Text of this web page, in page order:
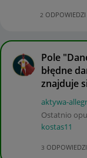
2 ODPOWIEDZI
Pole
błędne
znajduje
aktywa-
Ostatnio
kostas11
3 ODPOWIEDZI